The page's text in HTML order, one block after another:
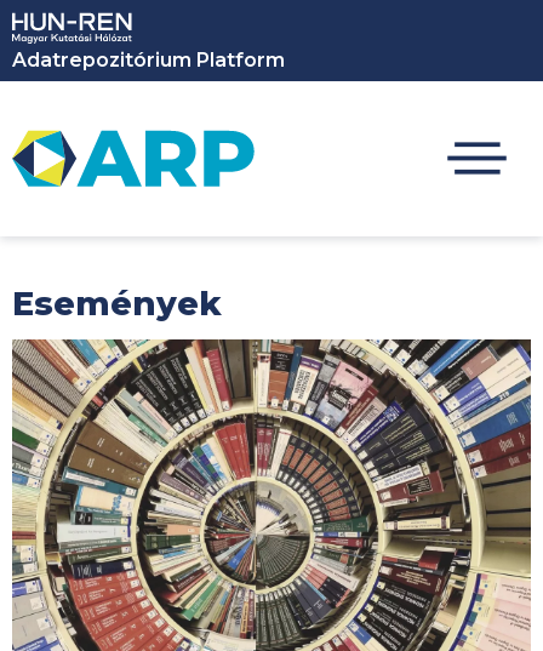
Ugrás a tartalomra
Adatrepozitórium Platform
Események
Kép